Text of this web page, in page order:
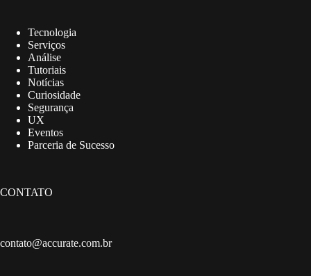
Tecnologia
Serviços
Análise
Tutoriais
Notícias
Curiosidade
Segurança
UX
Eventos
Parceria de Sucesso
CONTATO
contato@accurate.com.br